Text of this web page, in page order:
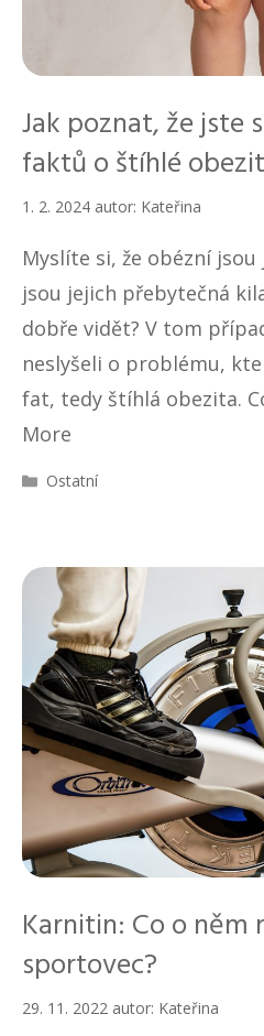
Jak poznat, že jste
faktů o štíhlé
1. 2. 2024 autor: Kateřina
Myslíte si, že obézní
jsou jejich přebytečná
dobře vidět? V tom
neslyšeli o problému,
fat, tedy štíhlá obezita.
More
R
i
y
Ostatní
Karnitin: Co o něm
sportovec?
29. 11. 2022 autor: Kateřina